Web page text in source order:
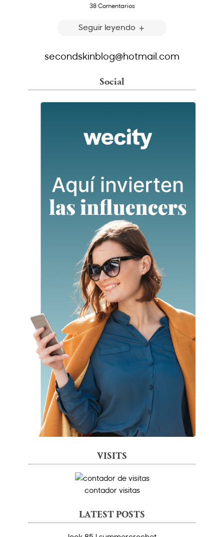
38 Comentarios
Seguir leyendo
secondskinblog@hotmail.com
Social
VISITS
contador visitas
LATEST POSTS